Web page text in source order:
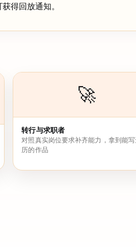
得回放通知。
🚀
转行与求职者
对照真实岗位要求补齐能力，拿到能
历的作品